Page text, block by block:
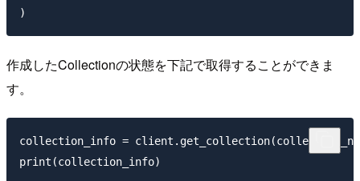
作成したCollectionの状態を下記で取得することができま
す。
collection_info =